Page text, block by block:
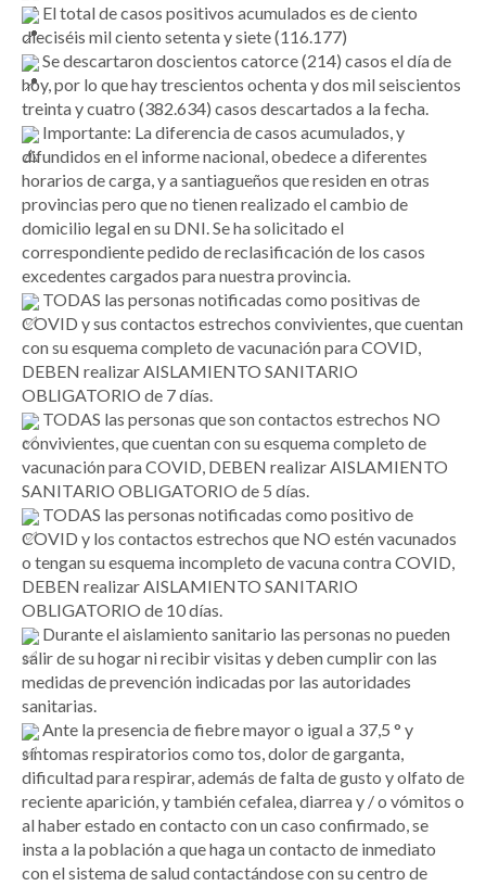
El total de casos positivos acumulados es de ciento
dieciséis mil ciento setenta y siete (116.177)
Se descartaron doscientos catorce (214) casos el día de
hoy, por lo que hay trescientos ochenta y dos mil seiscientos
treinta y cuatro (382.634) casos descartados a la fecha.
Importante: La diferencia de casos acumulados, y
difundidos en el informe nacional, obedece a diferentes
horarios de carga, y a santiagueños que residen en otras
provincias pero que no tienen realizado el cambio de
domicilio legal en su DNI. Se ha solicitado el
correspondiente pedido de reclasificación de los casos
excedentes cargados para nuestra provincia.
TODAS las personas notificadas como positivas de
COVID y sus contactos estrechos convivientes, que cuentan
con su esquema completo de vacunación para COVID,
DEBEN realizar AISLAMIENTO SANITARIO
OBLIGATORIO de 7 días.
TODAS las personas que son contactos estrechos NO
convivientes, que cuentan con su esquema completo de
vacunación para COVID, DEBEN realizar AISLAMIENTO
SANITARIO OBLIGATORIO de 5 días.
TODAS las personas notificadas como positivo de
COVID y los contactos estrechos que NO estén vacunados
o tengan su esquema incompleto de vacuna contra COVID,
DEBEN realizar AISLAMIENTO SANITARIO
OBLIGATORIO de 10 días.
Durante el aislamiento sanitario las personas no pueden
salir de su hogar ni recibir visitas y deben cumplir con las
medidas de prevención indicadas por las autoridades
sanitarias.
Ante la presencia de fiebre mayor o igual a 37,5 ° y
síntomas respiratorios como tos, dolor de garganta,
dificultad para respirar, además de falta de gusto y olfato de
reciente aparición, y también cefalea, diarrea y / o vómitos o
al haber estado en contacto con un caso confirmado, se
insta a la población a que haga un contacto de inmediato
con el sistema de salud contactándose con su centro de